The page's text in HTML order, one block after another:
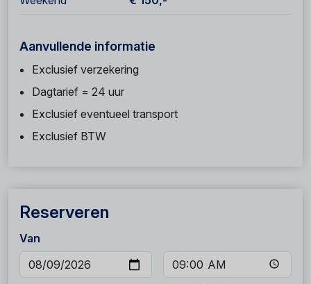
Aanvullende informatie
Exclusief verzekering
Dagtarief = 24 uur
Exclusief eventueel transport
Exclusief BTW
Reserveren
Van